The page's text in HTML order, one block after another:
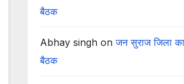
बैठक
Abhay singh onजन सुराज जिला
बैठक